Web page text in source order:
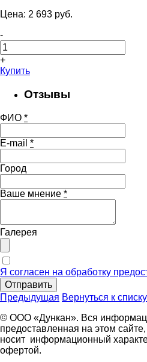
Цена: 2 693 pуб.
-
+
Купить
Отзывы
ФИО *
E-mail *
Город
Ваше мнение *
Галерея
Я согласен на обработку
Отправить
Предыдущая Вернуться к списку
© ООО «Дункан». Вся
предоставленная на этом сайте,
носит информационный
офертой.